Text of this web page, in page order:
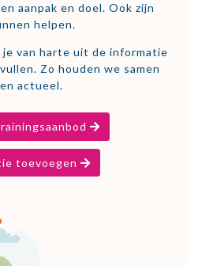
aanpak en doel. Ook zijn
helpen.
je van harte uit de informatie
Zo houden we samen
actueel.
toevoegen